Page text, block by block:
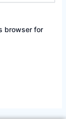
browser for